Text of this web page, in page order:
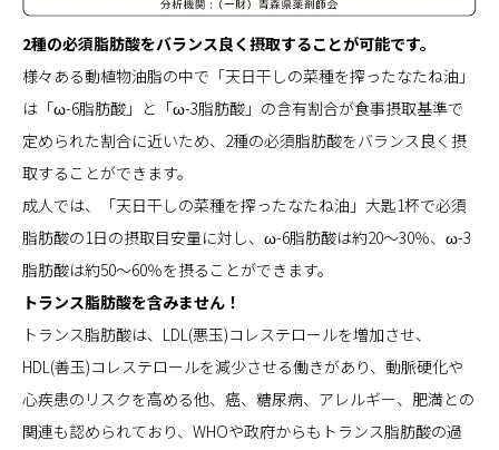
2種の必須脂肪酸をバランス良く摂取することが可能です。
様々ある動植物油脂の中で「天日干しの菜種を搾ったなたね油」
は「ω-6脂肪酸」と「ω-3脂肪酸」の含有割合が食事摂取基準で
定められた割合に近いため、2種の必須脂肪酸をバランス良く摂
取することができます。
成人では、「天日干しの菜種を搾ったなたね油」大匙1杯で必須
脂肪酸の1日の摂取目安量に対し、ω-6脂肪酸は約20～30％、ω-3
脂肪酸は約50～60％を摂ることができます。
トランス脂肪酸を含みません！
トランス脂肪酸は、LDL(悪玉)コレステロールを増加させ、
HDL(善玉)コレステロールを減少させる働きがあり、動脈硬化や
心疾患のリスクを高める他、癌、糖尿病、アレルギー、肥満との
関連も認められており、WHOや政府からもトランス脂肪酸の過